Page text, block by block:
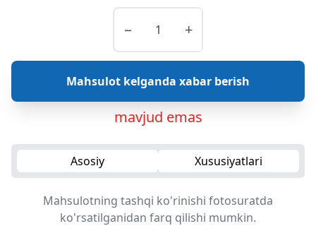
− +
Mahsulot kelganda xabar berish
mavjud emas
Asosiy Xususiyatlari
Mahsulotning tashqi ko'rinishi fotosuratda
ko'rsatilganidan farq qilishi mumkin.